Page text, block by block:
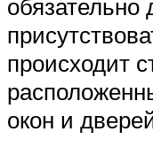
обязательно
происходит
окон и